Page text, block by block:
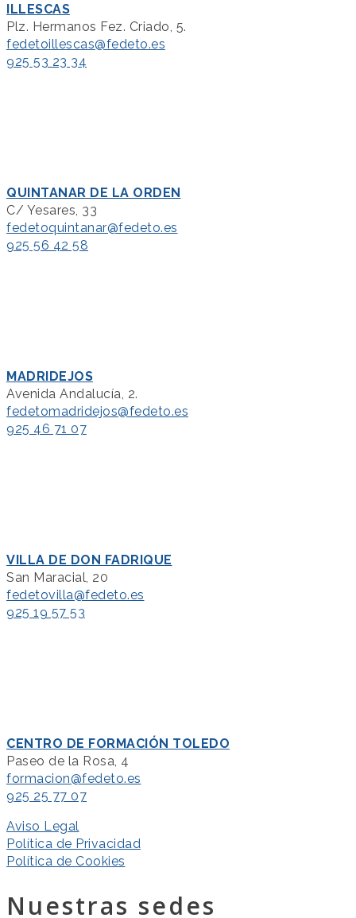
ILLESCAS
Plz. Hermanos Fez. Criado, 5.
fedetoillescas@fedeto.es
925 53 23 34
QUINTANAR DE LA ORDEN
C/ Yesares, 33
fedetoquintanar@fedeto.es
925 56 42 58
MADRIDEJOS
Avenida Andalucía, 2.
fedetomadridejos@fedeto.es
925 46 71 07
VILLA DE DON FADRIQUE
San Maracial, 20
fedetovilla@fedeto.es
925 19 57 53
CENTRO DE FORMACIÓN TOLEDO
Paseo de la Rosa, 4
formacion@fedeto.es
925 25 77 07
Aviso Legal
Política de Privacidad
Política de Cookies
Nuestras sedes